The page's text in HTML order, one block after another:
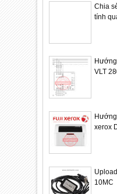
Chia
tính
VLT
xerox
10MC